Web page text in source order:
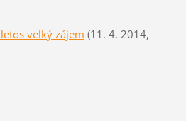
velký zájem (11. 4. 2014,